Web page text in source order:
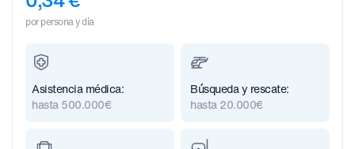
por persona y día
Asistencia médica:
hasta 500.000€
Búsqueda y rescate:
hasta 20.000€